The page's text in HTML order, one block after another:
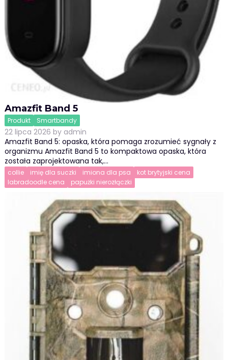
Amazfit Band 5
Produkt Smartbandy
22 lipca 2026 by admin
Amazfit Band 5: opaska, która pomaga zrozumieć sygnały z
organizmu Amazfit Band 5 to kompaktowa opaska, która
została zaprojektowana tak,…
collie imię dla suczki imiona dla psa
kot brytyjski cena
labradoodle cena
papużki nierozłączki